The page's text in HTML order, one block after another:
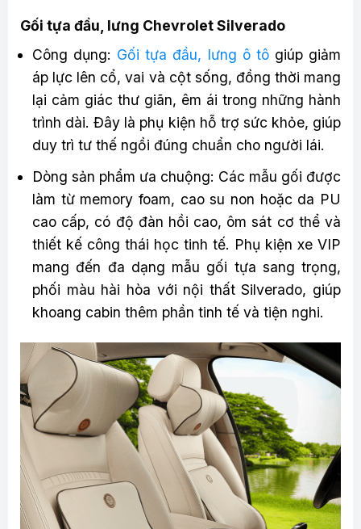
Gối tựa đầu, lưng Chevrolet Silverado
Công dụng: Gối tựa đầu, lưng ô tôgiúp giảm
áp lực lên cổ, vai và cột sống, đồng thời mang
lại cảm giác thư giãn, êm ái trong những hành
trình dài. Đây là phụ kiện hỗ trợ sức khỏe, giúp
duy trì tư thế ngồi đúng chuẩn cho người lái.
Dòng sản phẩm ưa chuộng: Các mẫu gối được
làm từ memory foam, cao su non hoặc da PU
cao cấp, có độ đàn hồi cao, ôm sát cơ thể và
thiết kế công thái học tinh tế. Phụ kiện xe VIP
mang đến đa dạng mẫu gối tựa sang trọng,
phối màu hài hòa với nội thất Silverado, giúp
khoang cabin thêm phần tinh tế và tiện nghi.